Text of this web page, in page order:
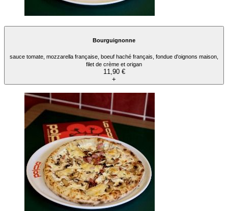
Bourguignonne
sauce tomate, mozzarella française, boeuf haché français, fondue d'oignons maison,
filet de crème et origan
11,90 €
+